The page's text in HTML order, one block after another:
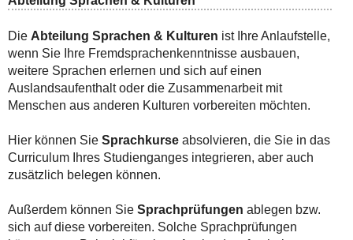
Die Abteilung Sprachen & Kulturen ist Ihre Anlaufstelle,
wenn Sie Ihre Fremdsprachenkenntnisse ausbauen,
weitere Sprachen erlernen und sich auf einen
Auslandsaufenthalt oder die Zusammenarbeit mit
Menschen aus anderen Kulturen vorbereiten möchten.
Hier können Sie Sprachkurseabsolvieren, die Sie in das
Curriculum Ihres Studienganges integrieren, aber auch
zusätzlich belegen können.
Außerdem können Sie Sprachprüfungen ablegen bzw.
sich auf diese vorbereiten. Solche Sprachprüfungen